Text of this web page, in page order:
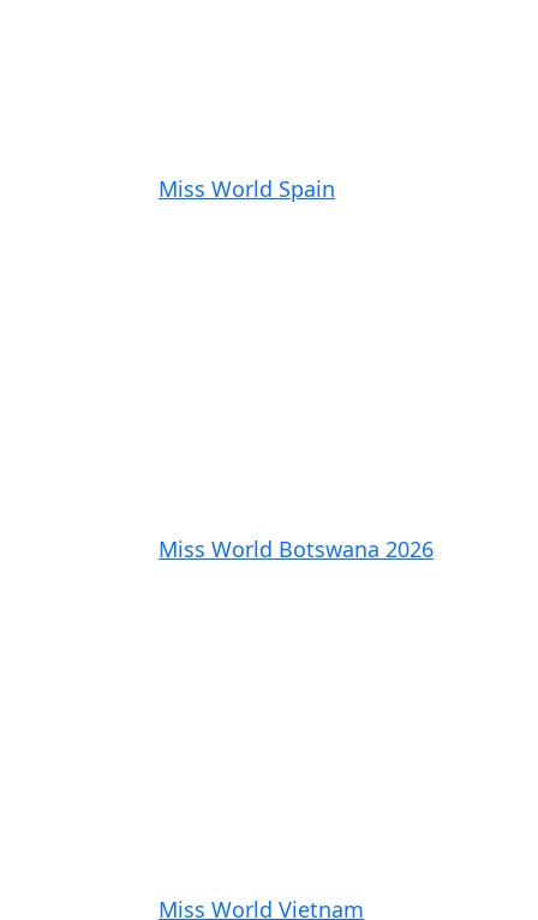
Miss World Spain
Miss World Botswana 2026
Miss World Vietnam